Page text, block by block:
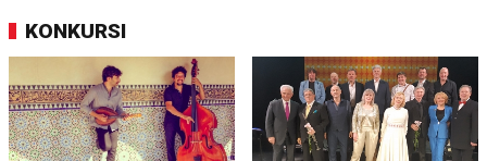
KONKURSI